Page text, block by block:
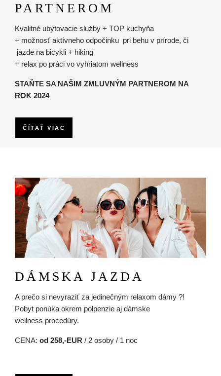
PARTNEROM
Kvalitné ubytovacie služby + TOP kuchyňa
+ možnosť aktívneho odpočinku pri behu v prírode, či
jazde na bicykli + hiking
+ relax po práci vo vyhriatom wellness
STAŇTE SA NAŠIM ZMLUVNÝM PARTNEROM NA
ROK 2024
ČÍTAŤ VIAC
Obrázok
DÁMSKA JAZDA
A prečo si nevyraziť za jedinečným relaxom dámy ?!
Pobyt ponúka okrem polpenzie aj dámske
wellness procedúry.
CENA: od 258,-EUR / 2 osoby / 1 noc